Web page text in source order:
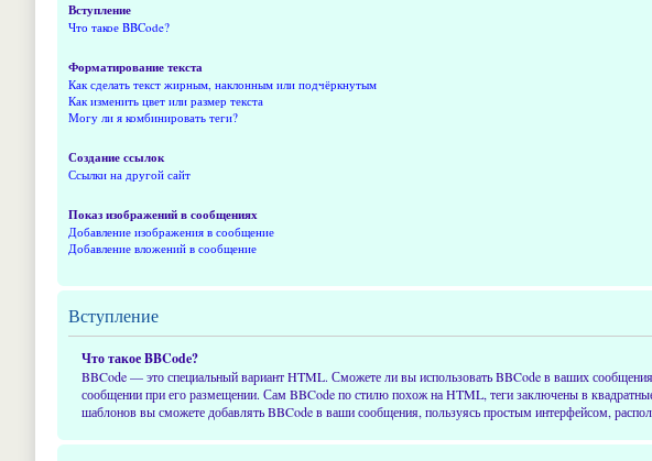
Вступление
Что такое BBCode?
Форматирование текста
Как сделать текст жирным, наклонным или подчёркнутым
Как изменить цвет или размер текста
Могу ли я комбинировать теги?
Создание ссылок
Ссылки на другой сайт
Показ изображений в сообщениях
Добавление изображения в сообщение
Добавление вложений в сообщение
Вступление
Что такое BBCode?
BBCode — это специальный вариант HTML. Сможете ли вы использовать BBCode в ваших
сообщении при его размещении. Сам BBCode по стилю похож на HTML, теги заключены в
шаблонов вы сможете добавлять BBCode в ваши сообщения, пользуясь простым интерфейсом,